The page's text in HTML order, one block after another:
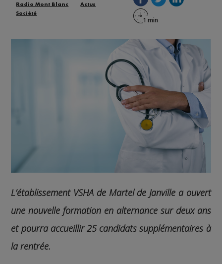
Radio Mont Blanc
Actus
Société
L’établissement VSHA de Martel de Janville a ouvert
une nouvelle formation en alternance sur deux ans
et pourra accueillir 25 candidats supplémentaires à
la rentrée.